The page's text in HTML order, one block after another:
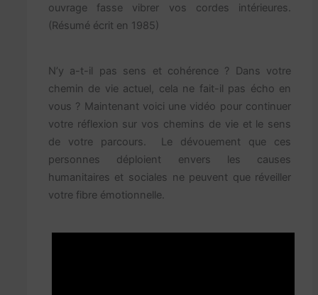
ouvrage fasse vibrer vos cordes intérieures.
(Résumé écrit en 1985)
N’y a-t-il pas sens et cohérence ? Dans votre
chemin de vie actuel, cela ne fait-il pas écho en
vous ? Maintenant voici une vidéo pour continuer
votre réflexion sur vos chemins de vie et le sens
de votre parcours. Le dévouement que ces
personnes déploient envers les causes
humanitaires et sociales ne peuvent que réveiller
votre fibre émotionnelle.